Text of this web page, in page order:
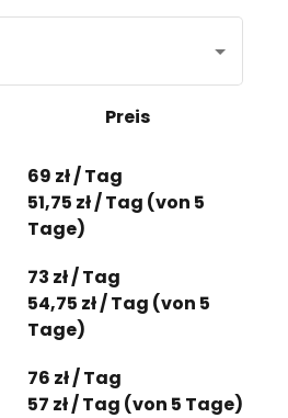
Preis
69 zł / Tag
51,75 zł / Tag (von 5
Tage)
73 zł / Tag
54,75 zł / Tag (von 5
Tage)
76 zł / Tag
57 zł / Tag (von 5 Tage)